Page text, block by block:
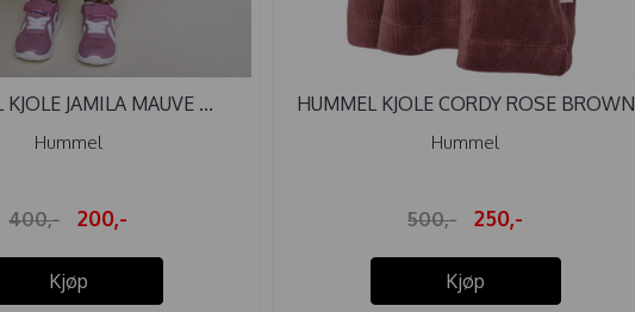
JAMILA MAUVE ...
Hummel
400,- 200,-
Kjøp
HUMMEL KJOLE CORDY ROSE BROWN
Hummel
500,- 250,-
Kjøp